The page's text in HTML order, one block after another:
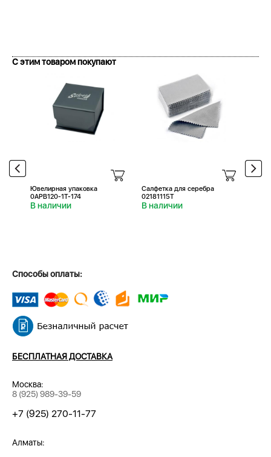
С этим товаром покупают
Ювелирная упаковка
0APB120-1T-174
В наличии
Салфетка для серебра
02181115T
В наличии
Способы оплаты:
БЕСПЛАТНАЯ ДОСТАВКА
Москва:
8 (925) 989-39-59
+7 (925) 270-11-77
Алматы: